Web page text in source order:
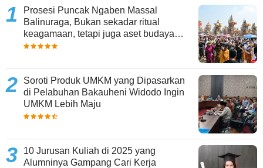
Prosesi Puncak Ngaben Massal
Balinuraga, Bukan sekadar ritual
keagamaan, tetapi juga aset budaya
yang memperkaya keberagaman
Soroti Produk UMKM yang Dipasarkan
di Pelabuhan Bakauheni Widodo Ingin
UMKM Lebih Maju
10 Jurusan Kuliah di 2025 yang
Alumninya Gampang Cari Kerja